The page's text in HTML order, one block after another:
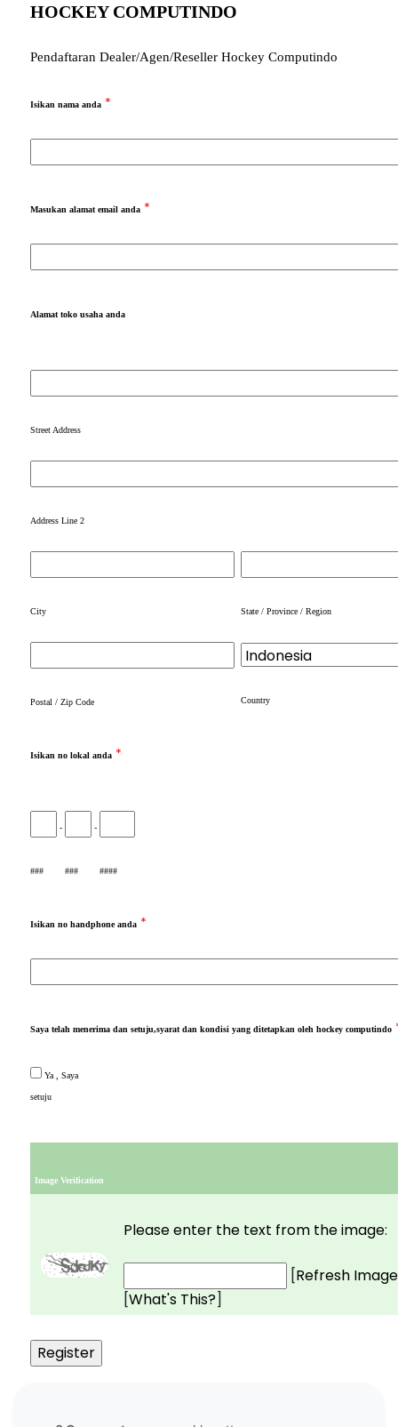
HOCKEY COMPUTINDO
Pendaftaran Dealer/Agen/Reseller Hockey Computindo
Isikan nama anda *
Masukan alamat email anda *
Alamat toko usaha anda
Street Address
Address Line 2
City State / Province / Region
Postal / Zip Code Country
Isikan no lokal anda *
###
-
###
-
####
Isikan no handphone anda *
Saya telah menerima dan setuju,syarat dan kondisi yang ditetapkan oleh hockey computindo
Ya , Saya
setuju
Image Verification
Please enter the text from the image:
[Refresh Image
[What's This?]